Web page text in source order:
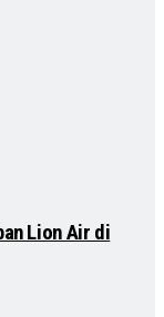
Lion Air di